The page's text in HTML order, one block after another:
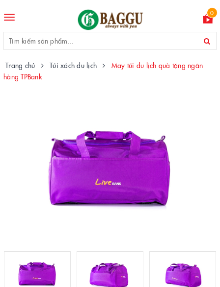
Toggle
0
Trang chủ Túi xách du lịch
May túi du lịch quà tặng ngân
hàng TPBank